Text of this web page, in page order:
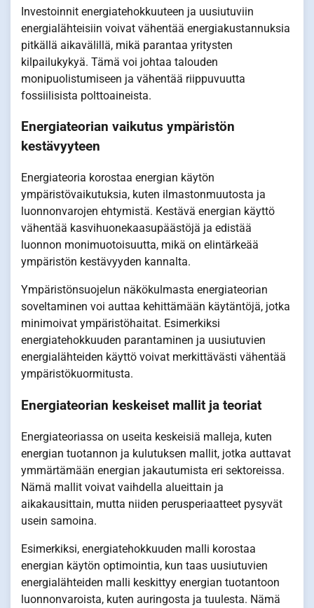
Investoinnit energiatehokkuuteen ja uusiutuviin
energialähteisiin voivat vähentää energiakustannuksia
pitkällä aikavälillä, mikä parantaa yritysten
kilpailukykyä. Tämä voi johtaa talouden
monipuolistumiseen ja vähentää riippuvuutta
fossiilisista polttoaineista.
Energiateorian vaikutus ympäristön
kestävyyteen
Energiateoria korostaa energian käytön
ympäristövaikutuksia, kuten ilmastonmuutosta ja
luonnonvarojen ehtymistä. Kestävä energian käyttö
vähentää kasvihuonekaasupäästöjä ja edistää
luonnon monimuotoisuutta, mikä on elintärkeää
ympäristön kestävyyden kannalta.
Ympäristönsuojelun näkökulmasta energiateorian
soveltaminen voi auttaa kehittämään käytäntöjä, jotka
minimoivat ympäristöhaitat. Esimerkiksi
energiatehokkuuden parantaminen ja uusiutuvien
energialähteiden käyttö voivat merkittävästi vähentää
ympäristökuormitusta.
Energiateorian keskeiset mallit ja teoriat
Energiateoriassa on useita keskeisiä malleja, kuten
energian tuotannon ja kulutuksen mallit, jotka auttavat
ymmärtämään energian jakautumista eri sektoreissa.
Nämä mallit voivat vaihdella alueittain ja
aikakausittain, mutta niiden perusperiaatteet pysyvät
usein samoina.
Esimerkiksi, energiatehokkuuden malli korostaa
energian käytön optimointia, kun taas uusiutuvien
energialähteiden malli keskittyy energian tuotantoon
luonnonvaroista, kuten auringosta ja tuulesta. Nämä